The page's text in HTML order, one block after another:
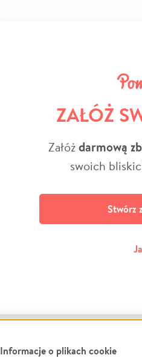
ZAŁÓŻ
Załóżdarmową
swoich
Stwórz
Informacje o plikach cookie